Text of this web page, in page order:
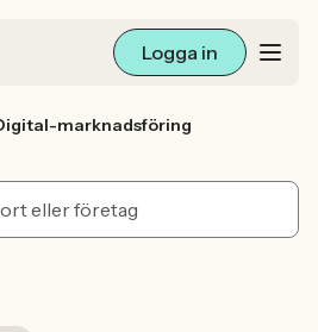
Logga in
marknadsföring